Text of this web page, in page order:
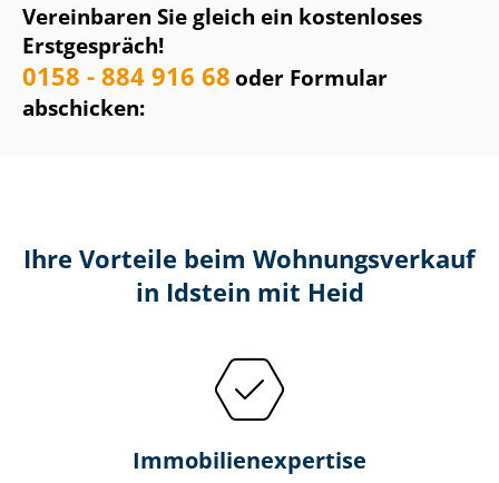
Vereinbaren Sie gleich ein kostenloses
Erstgespräch!
0158 - 884 916 68oder Formular
abschicken:
Ihre Vorteile beim Wohnungsverkauf
in Idstein mit Heid
Im­mo­bi­li­en­ex­per­ti­se